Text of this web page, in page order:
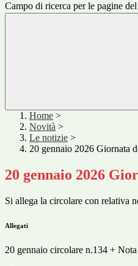
Campo di ricerca per le pagine
Home >
Novità >
Le notizie >
20 gennaio 2026 Giornata
20 gennaio 2026
Si allega la circolare con relativa
Allegati
20 gennaio circolare n.134 +